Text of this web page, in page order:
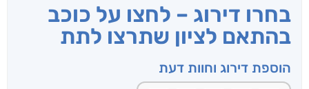
בחרו דירוג – לחצו על כוכב
בהתאם לציון שתרצו לתת
הוספת דירוג וחוות דעת